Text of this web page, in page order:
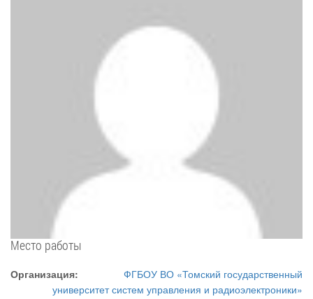
Место работы
Организация:
ФГБОУ ВО «Томский государственный
университет систем управления и радиоэлектроники»